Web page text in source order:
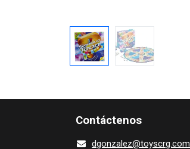
Contácte​nos
dgonza​lez@toy​scrg.c​o​m